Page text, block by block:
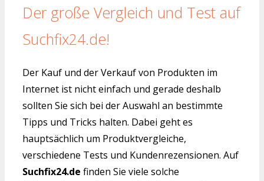
Der große Vergleich und Test auf
Suchfix24.de!
Der Kauf und der Verkauf von Produkten im
Internet ist nicht einfach und gerade deshalb
sollten Sie sich bei der Auswahl an bestimmte
Tipps und Tricks halten. Dabei geht es
hauptsächlich um Produktvergleiche,
verschiedene Tests und Kundenrezensionen. Auf
Suchfix24.de finden Sie viele solche